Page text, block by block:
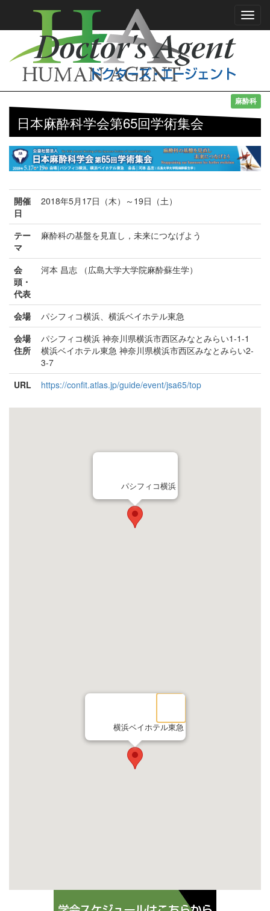
麻酔科
日本麻酔科学会第65回学術集会
開催
日
2018年5月17日（木）～19日（土）
テー
マ
麻酔科の基盤を見直し，未来につなげよう
会
頭・
代表
河本 昌志 （広島大学大学院麻酔蘇生学）
会場
パシフィコ横浜、横浜ベイホテル東急
会場
住所
パシフィコ横浜 神奈川県横浜市西区みなとみらい1-1-1
横浜ベイホテル東急 神奈川県横浜市西区みなとみらい2-
3-7
URL
https://confit.atlas.jp/guide/event/jsa65/top
パシフィコ横浜
横浜ベイホテル東急